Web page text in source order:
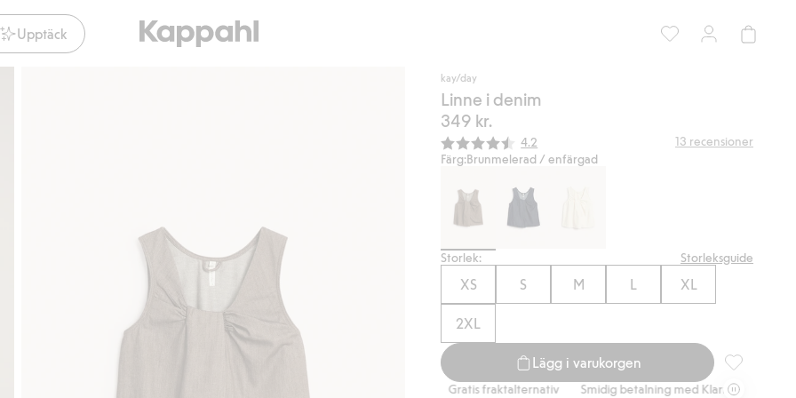
Upptäck
kay/day
Linne i denim
349 kr.
Snittbetyg:
4.2 13 recensioner
Färg:Brunmelerad / enfärgad
Storlek: Storleksguide
XS S M L XL
2XL
Lägg i varukorgen
Linne i
Smidig betalning med Klarna. Gratis fraktalternativ Smidig betalning med Klarna. Gratis